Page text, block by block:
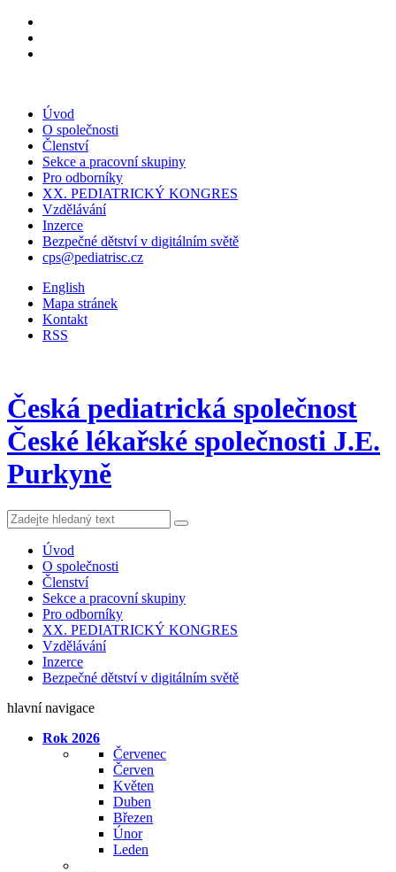
Úvod
O společnosti
Členství
Sekce a pracovní skupiny
Pro odborníky
XX. PEDIATRICKÝ KONGRES
Vzdělávání
Inzerce
Bezpečné dětství v digitálním světě
cps@pediatrisc.cz
English
Mapa stránek
Kontakt
RSS
Česká pediatrická společnost
České lékařské společnosti J.E.
Purkyně
Úvod
O společnosti
Členství
Sekce a pracovní skupiny
Pro odborníky
XX. PEDIATRICKÝ KONGRES
Vzdělávání
Inzerce
Bezpečné dětství v digitálním světě
hlavní navigace
Rok 2026
Červenec
Červen
Květen
Duben
Březen
Únor
Leden